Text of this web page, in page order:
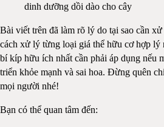
dinh dưỡng dồi dào cho cây
Bài viết trên đã làm rõ lý do tại sao cần
cách xử lý từng loại giá thể hữu cơ hợp lý
bí kíp hữu ích nhất cần phải áp dụng nếu
triển khỏe mạnh và sai hoa. Đừng quên
mọi người nhé!
Bạn có thể quan tâm đến: